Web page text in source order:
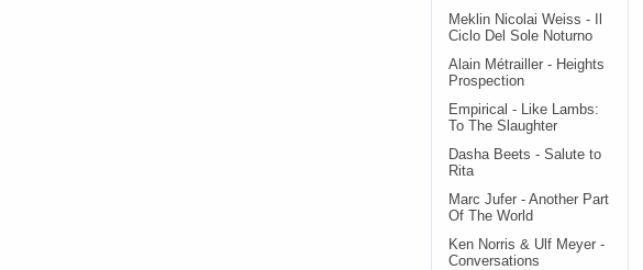
Meklin Nicolai Weiss - Il
Ciclo Del Sole Noturno
Alain Métrailler - Heights
Prospection
Empirical - Like Lambs:
To The Slaughter
Dasha Beets - Salute to
Rita
Marc Jufer - Another Part
Of The World
Ken Norris & Ulf Meyer -
Conversations